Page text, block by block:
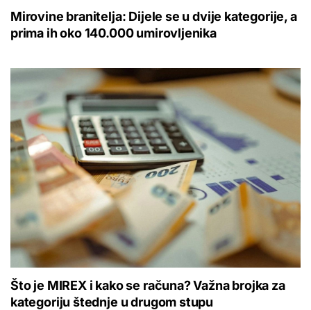
Mirovine branitelja: Dijele se u dvije kategorije, a
prima ih oko 140.000 umirovljenika
Što je MIREX i kako se računa? Važna brojka za
kategoriju štednje u drugom stupu